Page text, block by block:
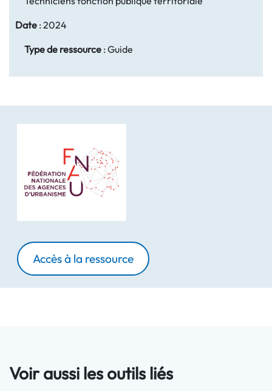
Date : 2024
Type de ressource : Guide
Accès à la ressource
Voir aussi les outils liés